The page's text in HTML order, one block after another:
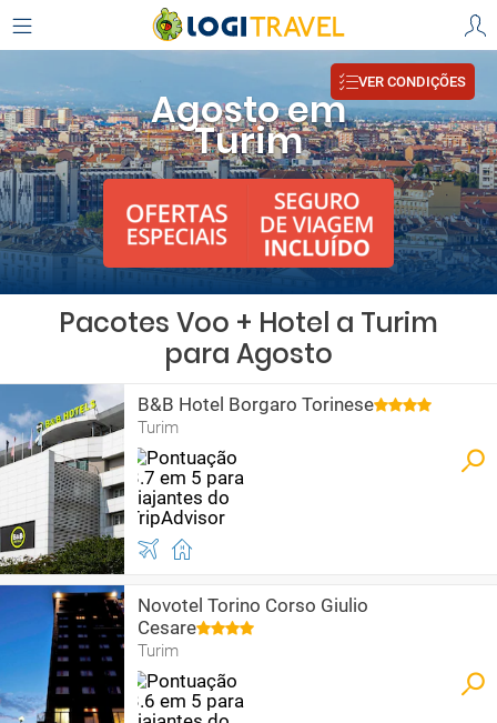
Agosto em
Turim
VER CONDIÇÕES
Pacotes Voo + Hotel a Turim
para Agosto
B&B Hotel Borgaro Torinese
Turim
Novotel Torino Corso Giulio
Cesare
Turim